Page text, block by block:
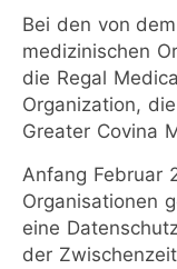
Bei den von
medizinischen
die Regal
Organization,
Greater Covina
Anfang Februar
Organisationen
eine
der